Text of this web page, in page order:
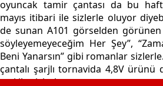
oyuncak tamir çantası da bu
mayıs itibari ile sizlerle oluyor
de sunan A101 görselden
söyleyemeyeceğim Her Şey”,
Beni Yanarsın” gibi romanlar
çantalı şarjlı tornavida 4,8V ürünü
seti ile sizlerle.